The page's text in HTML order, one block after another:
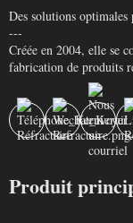
Des solutions optimales
---
Créée en 2004, elle se
fabrication de produits
Produit